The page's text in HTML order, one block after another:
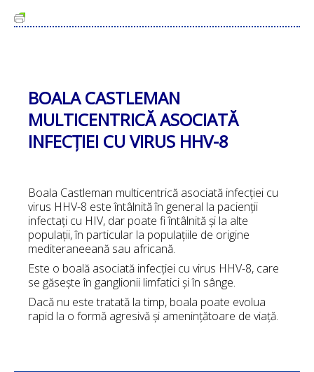
BOALA CASTLEMAN
MULTICENTRICĂ ASOCIATĂ
INFECȚIEI CU VIRUS HHV-8
Boala Castleman multicentrică asociată infecției cu
virus HHV-8 este întâlnită în general la pacienții
infectați cu HIV, dar poate fi întâlnită și la alte
populații, în particular la populațiile de origine
mediteraneeană sau africană.
Este o boală asociată infecției cu virus HHV-8, care
se găsește în ganglionii limfatici și în sânge.
Dacă nu este tratată la timp, boala poate evolua
rapid la o formă agresivă și amenințătoare de viață.